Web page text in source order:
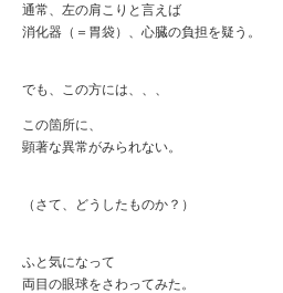
通常、左の肩こりと言えば
消化器（＝胃袋）、心臓の負担を疑う。
でも、この方には、、、
この箇所に、
顕著な異常がみられない。
（さて、どうしたものか？）
ふと気になって
両目の眼球をさわってみた。